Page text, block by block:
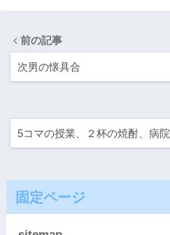
前の記事
次男の懐具合
5コマの授業、２杯の焼酎、病院
固定ページ